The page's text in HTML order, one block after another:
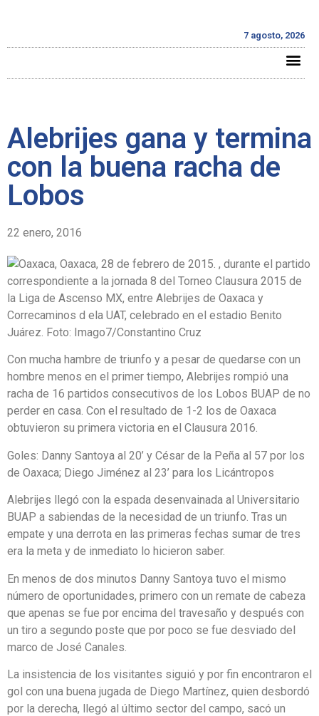
7 agosto, 2026
Alebrijes gana y termina
con la buena racha de
Lobos
22 enero, 2016
Con mucha hambre de triunfo y a pesar de quedarse con un
hombre menos en el primer tiempo, Alebrijes rompió una
racha de 16 partidos consecutivos de los Lobos BUAP de no
perder en casa. Con el resultado de 1-2 los de Oaxaca
obtuvieron su primera victoria en el Clausura 2016.
Goles: Danny Santoya al 20’ y César de la Peña al 57 por los
de Oaxaca; Diego Jiménez al 23’ para los Licántropos
Alebrijes llegó con la espada desenvainada al Universitario
BUAP a sabiendas de la necesidad de un triunfo. Tras un
empate y una derrota en las primeras fechas sumar de tres
era la meta y de inmediato lo hicieron saber.
En menos de dos minutos Danny Santoya tuvo el mismo
número de oportunidades, primero con un remate de cabeza
que apenas se fue por encima del travesaño y después con
un tiro a segundo poste que por poco se fue desviado del
marco de José Canales.
La insistencia de los visitantes siguió y por fin encontraron el
gol con una buena jugada de Diego Martínez, quien desbordó
por la derecha, llegó al último sector del campo, sacó un